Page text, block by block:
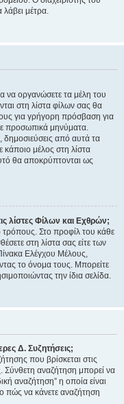
μέτρα.
να οργανώσετε τα μέλη του
στη λίστα φίλων σας θα
για γρήγορη πρόσβαση για
προσωπικά μηνύματα.
από αυτά τα
κάποιο μέλος στη λίστα
θα αποκρύπτονται ως
λίστες Φίλων και Εχθρών;
τρόπους. Στο προφίλ του κάθε
στη λίστα σας είτε των
Ελέγχου Μέλους,
το όνομα τους. Μπορείτε
την ίδια σελίδα.
Δ. Συζητήσεις;
που βρίσκεται στις
Σύνθετη αναζήτηση μπορεί να
αναζήτηση” η οποία είναι
πώς να κάνετε αναζήτηση